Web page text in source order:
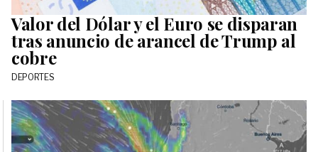
Valor del Dólar y el Euro se disparan
tras anuncio de arancel de Trump al
cobre
DEPORTES